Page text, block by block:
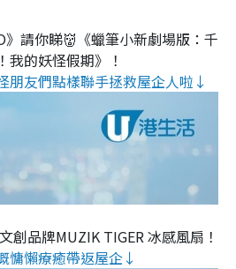
》請你睇👹《蠟筆小新劇場版：千
我的妖怪假期》！
朋友們點樣聯手拯救屋企人啦↓
創品牌MUZIK TIGER 冰感風扇！
慵懶療癒帶返屋企↓